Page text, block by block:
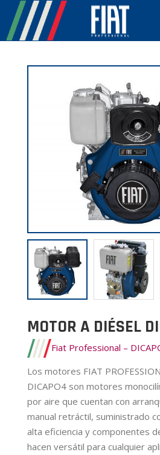
MOTOR A DIÉSEL
Fiat Professional –
Los motores FIAT
DICAPO4 son motores
por aire que cuentan con
manual retráctil, suministrado
alta eficiencia y componentes
hacen versátil para cualquier